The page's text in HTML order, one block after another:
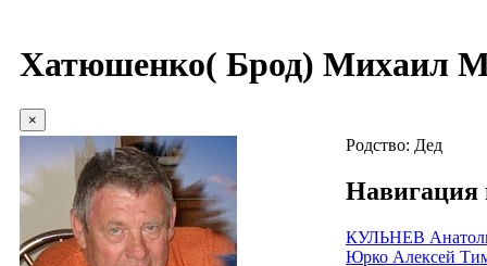
Хатюшенко( Брод) Михаил
×
Родство: Дед
Навигация
КУЛЬНЕВ
Юрко Алексей